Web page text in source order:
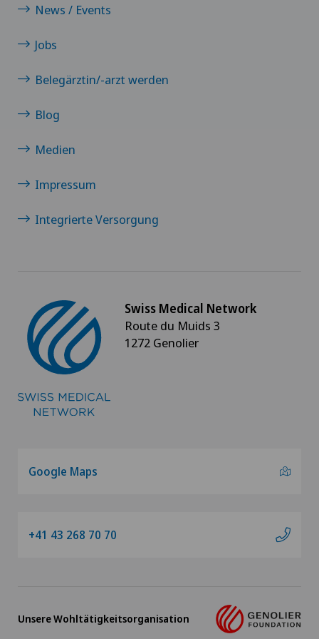
Clinica Sant Anna
Clinique de Genolier
Clinique de Montchoisi
Clinique de Valère
Genolier Innovation Hub SA
Genolier Management + Services
Genolier Patient Services
Ladies Permanence Stadelhofen
Privatklinik Belair
News / Events
Jobs
Belegärztin/-arzt werden
Blog
Medien
Impressum
Integrierte Versorgung
Swiss Medical Network
Route du Muids 3
1272 Genolier
Google Maps
+41 43 268 70 70
Unsere Wohltätigkeitsorganisation